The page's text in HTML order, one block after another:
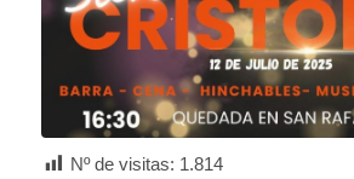
Nº de visitas: 1.814